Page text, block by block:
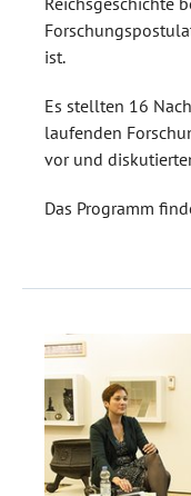
ist.
Es stellten 16
laufenden
vor und
Das Programm